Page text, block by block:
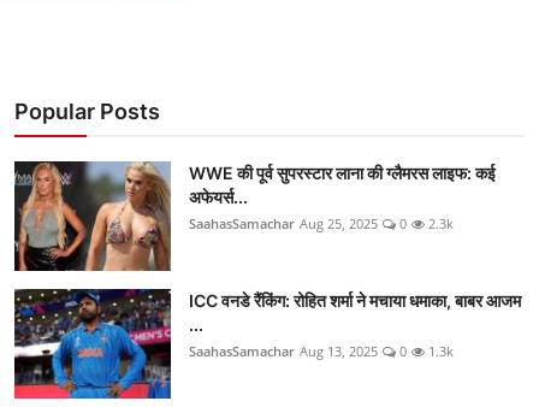
Popular Posts
WWE की पूर्व सुपरस्टार लाना की ग्लैमरस लाइफ: कई
अफेयर्स...
SaahasSamachar Aug 25, 2025 0 2.3k
ICC वनडे रैंकिंग: रोहित शर्मा ने मचाया धमाका, बाबर आजम
...
SaahasSamachar Aug 13, 2025 0 1.3k